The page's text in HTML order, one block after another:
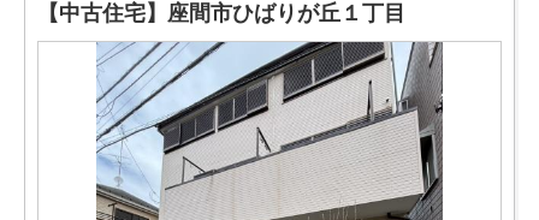
【中古住宅】座間市ひばりが丘１丁目